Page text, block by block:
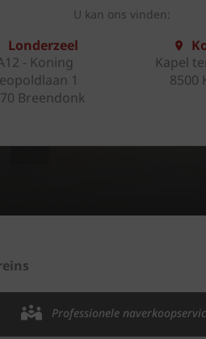
U kan ons vinden:
Londerzeel
- Koning
1
Breendonk
Kapel
8500
Professionele